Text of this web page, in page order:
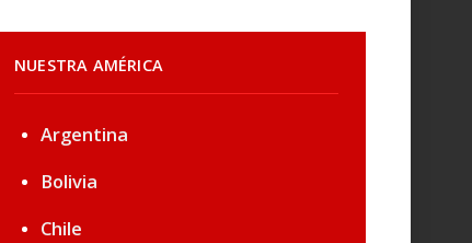
NUESTRA AMÉRICA
Argentina
Bolivia
Chile